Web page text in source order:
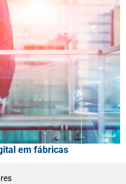
em fábricas